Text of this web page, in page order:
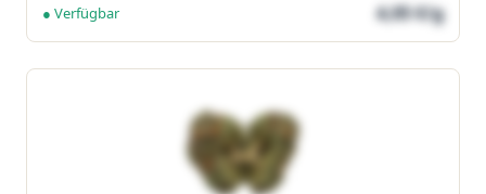
● Verfügbar 4,05 €/g